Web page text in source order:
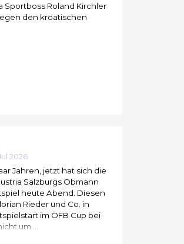
Sportboss Roland Kirchler
den kroatischen
2026
Jahren, jetzt hat sich die
Salzburgs Obmann
heute Abend. Diesen
Rieder und Co. in
im ÖFB Cup bei
um ...